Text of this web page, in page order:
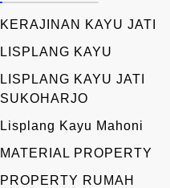
KERAJINAN KAYU JATI
LISPLANG KAYU
LISPLANG KAYU JATI
SUKOHARJO
Lisplang Kayu Mahoni
MATERIAL PROPERTY
PROPERTY RUMAH